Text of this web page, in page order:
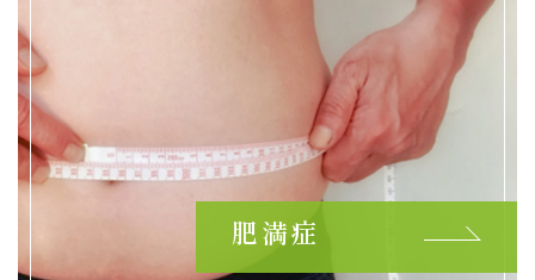
８月１日（金）午前の診療は10:30までの受付となり
ます。午後は休診させていただきます
2025.07.01
7月18日（金）の午前の診療受付時間は13:00までと
させていただきます。午後は休診します
2025.07.01
7月4日（金）の午前の診療受付時間は10：30までと
させていただきます。午後は休診します
肥満症